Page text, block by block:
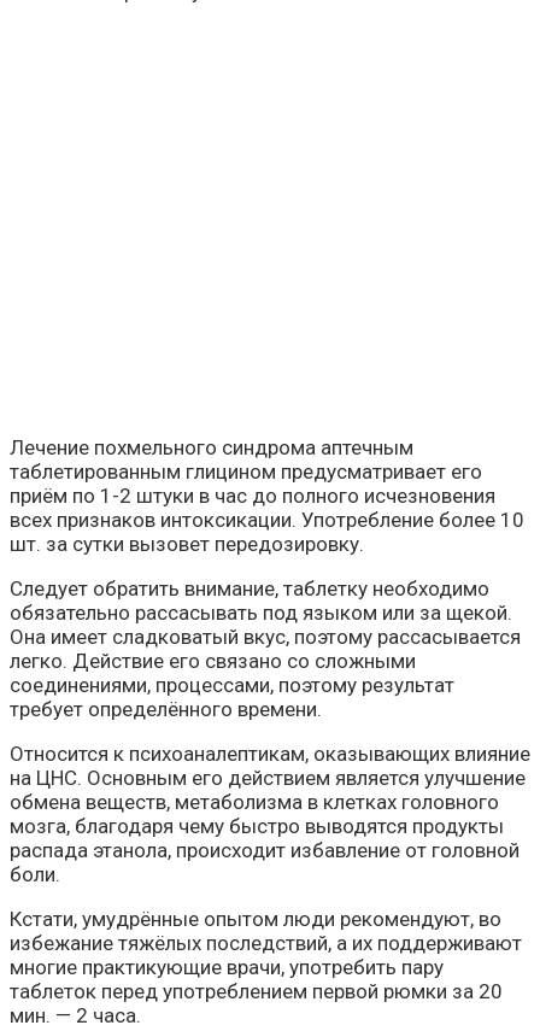
Лечение похмельного синдрома аптечным
таблетированным глицином предусматривает его
приём по 1-2 штуки в час до полного исчезновения
всех признаков интоксикации. Употребление более 10
шт. за сутки вызовет передозировку.
Следует обратить внимание, таблетку необходимо
обязательно рассасывать под языком или за щекой.
Она имеет сладковатый вкус, поэтому рассасывается
легко. Действие его связано со сложными
соединениями, процессами, поэтому результат
требует определённого времени.
Относится к психоаналептикам, оказывающих влияние
на ЦНС. Основным его действием является улучшение
обмена веществ, метаболизма в клетках головного
мозга, благодаря чему быстро выводятся продукты
распада этанола, происходит избавление от головной
боли.
Кстати, умудрённые опытом люди рекомендуют, во
избежание тяжёлых последствий, а их поддерживают
многие практикующие врачи, употребить пару
таблеток перед употреблением первой рюмки за 20
мин. — 2 часа.